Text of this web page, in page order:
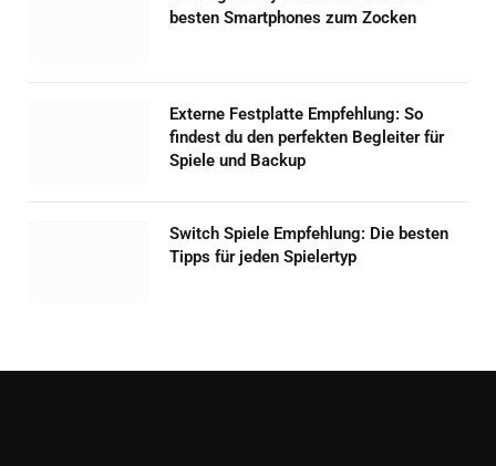
besten Smartphones zum Zocken
Externe Festplatte Empfehlung: So
findest du den perfekten Begleiter für
Spiele und Backup
Switch Spiele Empfehlung: Die besten
Tipps für jeden Spielertyp